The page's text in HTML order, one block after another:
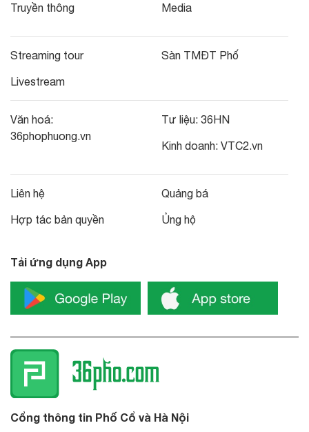
Truyền thông Media
Streaming tour
Livestream
Sàn TMĐT Phố
Văn hoá:
36phophuong.vn
Tư liệu: 36HN
Kinh doanh: VTC2.vn
Liên hệ
Hợp tác bản quyền
Quảng bá
Ủng hộ
Tải ứng dụng App
Cổng thông tin Phố Cổ và Hà Nội